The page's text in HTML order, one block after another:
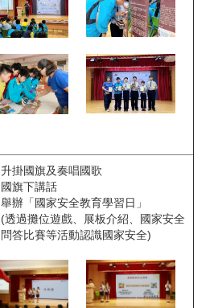
升掛國旗及奏唱國歌
國旗下講話
舉辦「國家安全教育學習日」
(透過攤位遊戲、展板介紹、國家安全
問答比賽等活動認識國家安全)